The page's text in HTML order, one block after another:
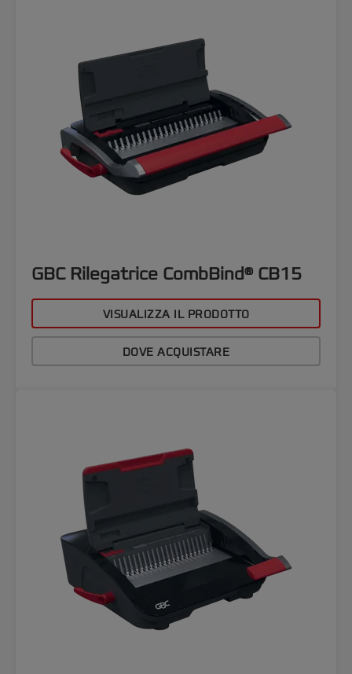
GBC Rilegatrice CombBind® CB15
VISUALIZZA IL PRODOTTO
DOVE ACQUISTARE